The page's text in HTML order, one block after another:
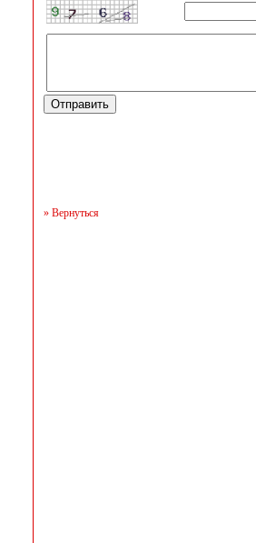
» Вернуться